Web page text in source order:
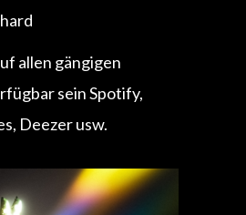
allen gängigen
sein Spotify,
Deezer usw.